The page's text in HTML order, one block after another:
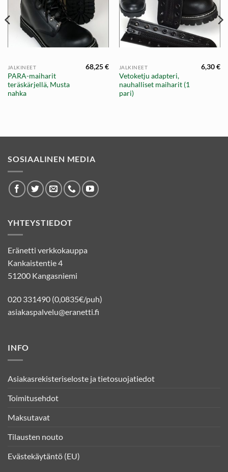
JALKINEET
PARA-maiharit
teräskärjellä, Musta
nahka
68,25€ JALKINEET
Vetoketju adapteri,
nauhalliset maiharit (1
pari)
6,30€
SOSIAALINEN MEDIA
YHTEYSTIEDOT
Eränetti verkkokauppa
Kankaistentie 4
51200 Kangasniemi
020 331490 (0,0835€/puh)
asiakaspalvelu@eranetti.fi
INFO
Asiakasrekisteriseloste ja tietosuojatiedot
Toimitusehdot
Maksutavat
Tilausten nouto
Evästekäytäntö (EU)